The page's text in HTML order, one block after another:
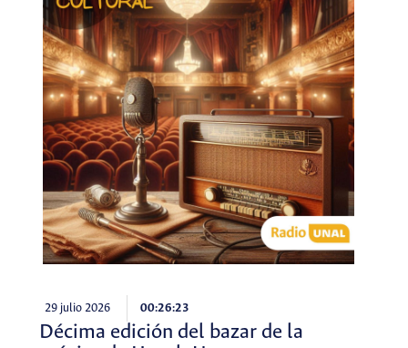
29 julio 2026 00:26:23
Décima edición del bazar de la